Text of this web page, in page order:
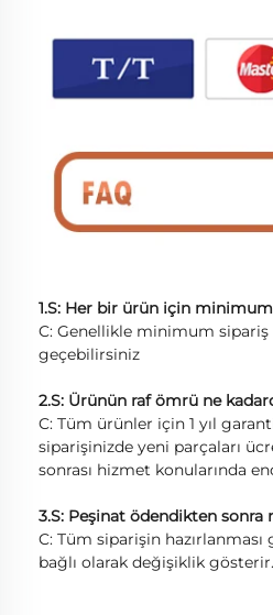
1.S: Her bir ürün için
C: Genellikle minimum sipariş
geçebilirsiniz
2.S: Ürünün raf ömrü ne
C: Tüm ürünler için 1 yıl
siparişinizde yeni parçaları
sonrası hizmet konularında
3.S: Peşinat ödendikten sonra
C: Tüm siparişin
bağlı olarak değişiklik gösterir.